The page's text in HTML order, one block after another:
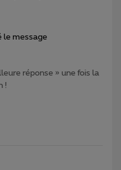
le message
réponse » une fois la
!